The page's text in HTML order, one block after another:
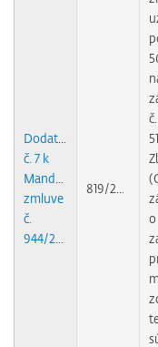
Dodatok
č. 7 k
Mandátnej
zmluve
č.
č.
o